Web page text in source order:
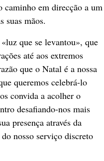
caminho em direcção a um
suas mãos.
que se levantou», que
até aos extremos
que o Natal é a nossa
queremos celebrá-lo
convida a acolher o
desafiando-nos mais
presença através da
nosso serviço discreto